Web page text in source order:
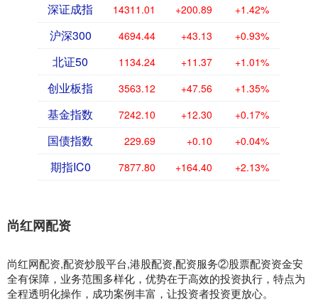
深证成指 14311.01 +200.89 +1.42%
沪深300 4694.44 +43.13 +0.93%
北证50 1134.24 +11.37 +1.01%
创业板指 3563.12 +47.56 +1.35%
基金指数 7242.10 +12.30 +0.17%
国债指数 229.69 +0.10 +0.04%
期指IC0 7877.80 +164.40 +2.13%
尚红网配资
尚红网配资,配资炒股平台,港股配资,配资服务②股票配资资金安
全有保障，业务范围多样化，优势在于高效的投资执行，特点为
全程透明化操作，成功案例丰富，让投资者投资更放心。